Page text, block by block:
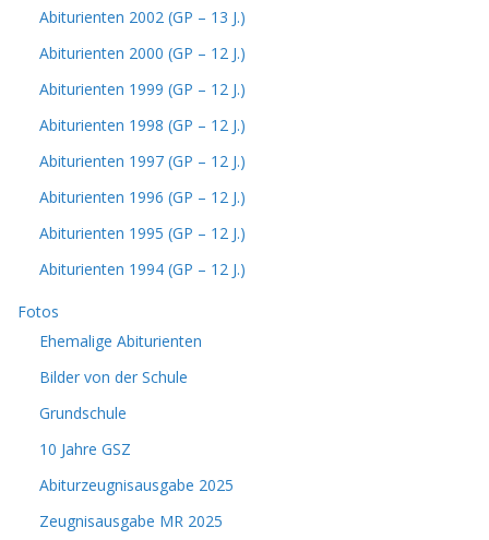
Abiturienten 2002 (GP – 13 J.)
Abiturienten 2000 (GP – 12 J.)
Abiturienten 1999 (GP – 12 J.)
Abiturienten 1998 (GP – 12 J.)
Abiturienten 1997 (GP – 12 J.)
Abiturienten 1996 (GP – 12 J.)
Abiturienten 1995 (GP – 12 J.)
Abiturienten 1994 (GP – 12 J.)
Fotos
Ehemalige Abiturienten
Bilder von der Schule
Grundschule
10 Jahre GSZ
Abiturzeugnisausgabe 2025
Zeugnisausgabe MR 2025